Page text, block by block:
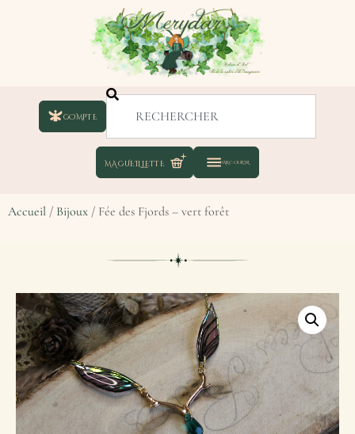
COMPTE
Accueil / Bijoux / Fée des Fjords – vert forêt